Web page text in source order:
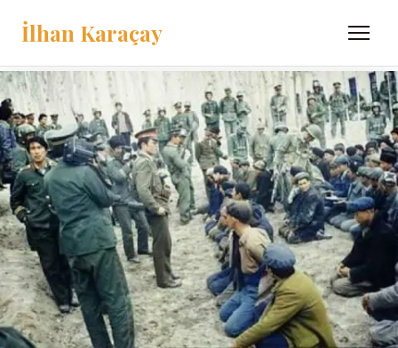
İlhan Karaçay Menü